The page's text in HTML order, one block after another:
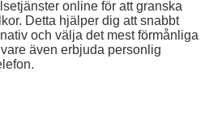
online för att granska
Detta hjälper dig att snabbt
och välja det mest förmånliga
även erbjuda personlig